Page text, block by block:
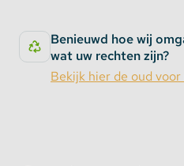
Bekijk hier
de passende
pins smart click socket.
De dikte van de aders is
Benieuwd hoe wij
wat uw rechten zijn?
Bekijk hier de oud